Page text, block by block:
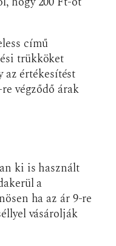
című
trükköket
az értékesítést
végződő árak
ki is használt
a
ha az ár 9-re
vásárolják